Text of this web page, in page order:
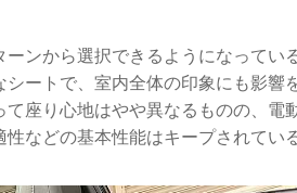
ンから選択できるようになってい
ートで、室内全体の印象にも影響
座り心地はやや異なるものの、電
などの基本性能はキープされている